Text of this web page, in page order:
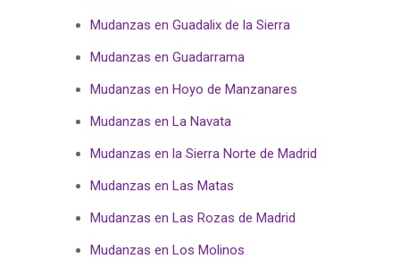
Mudanzas en Guadalix de la Sierra
Mudanzas en Guadarrama
Mudanzas en Hoyo de Manzanares
Mudanzas en La Navata
Mudanzas en la Sierra Norte de Madrid
Mudanzas en Las Matas
Mudanzas en Las Rozas de Madrid
Mudanzas en Los Molinos